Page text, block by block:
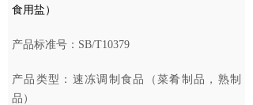
食用盐）
产品标准号：SB/T10379
产品类型：速冻调制食品（菜肴制品，熟制
品）